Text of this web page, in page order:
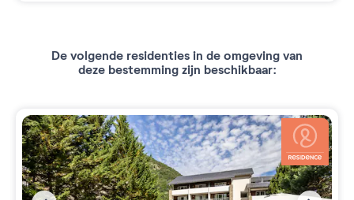
De volgende residenties in de omgeving van
deze bestemming zijn beschikbaar: